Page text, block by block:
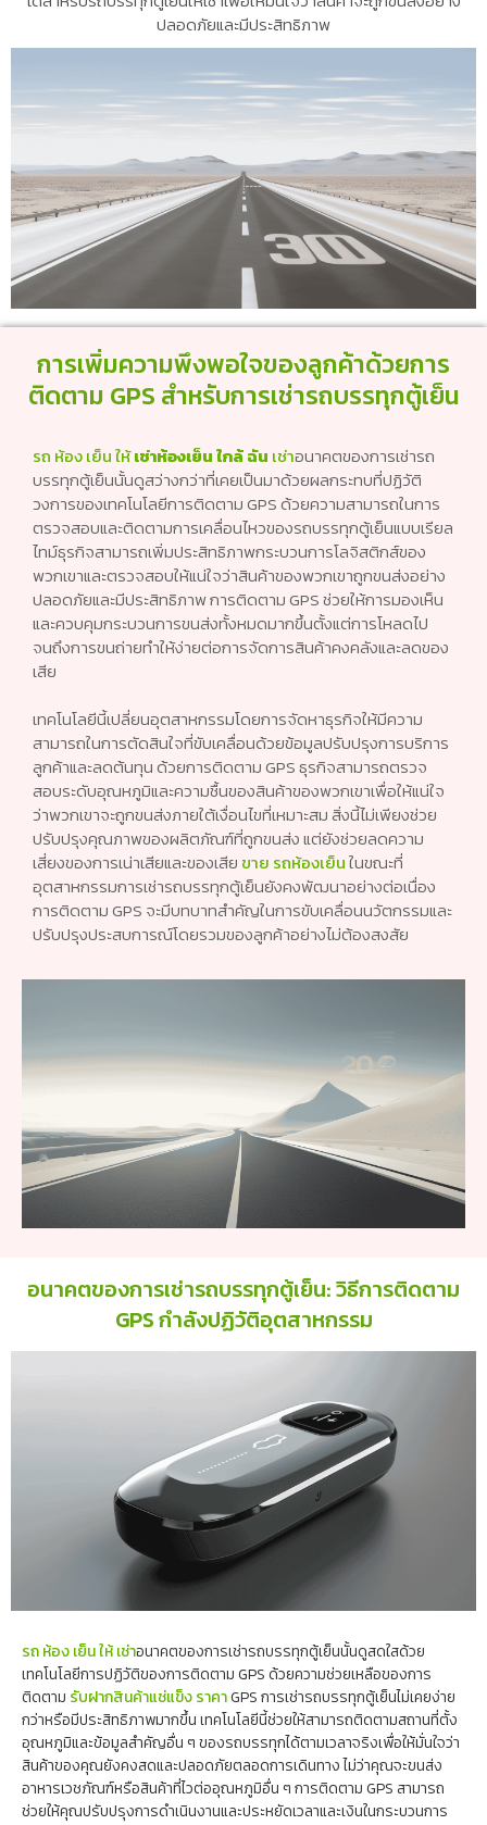
ปลอดภัยและมีประสิทธิภาพ
การเพิ่มความพึงพอใจของลูกค้าด้วยการ
ติดตาม GPS สำหรับการเช่ารถบรรทุกตู้เย็น
รถ ห้อง เย็น ให้เช่าห้องเย็น ใกล้ ฉัน เช่าอนาคตของการเช่ารถ
บรรทุกตู้เย็นนั้นดูสว่างกว่าที่เคยเป็นมาด้วยผลกระทบที่ปฏิวัติ
วงการของเทคโนโลยีการติดตาม GPS ด้วยความสามารถในการ
ตรวจสอบและติดตามการเคลื่อนไหวของรถบรรทุกตู้เย็นแบบเรียล
ไทม์ธุรกิจสามารถเพิ่มประสิทธิภาพกระบวนการโลจิสติกส์ของ
พวกเขาและตรวจสอบให้แน่ใจว่าสินค้าของพวกเขาถูกขนส่งอย่าง
ปลอดภัยและมีประสิทธิภาพ การติดตาม GPS ช่วยให้การมองเห็น
และควบคุมกระบวนการขนส่งทั้งหมดมากขึ้นตั้งแต่การโหลดไป
จนถึงการขนถ่ายทำให้ง่ายต่อการจัดการสินค้าคงคลังและลดของ
เสีย
เทคโนโลยีนี้เปลี่ยนอุตสาหกรรมโดยการจัดหาธุรกิจให้มีความ
สามารถในการตัดสินใจที่ขับเคลื่อนด้วยข้อมูลปรับปรุงการบริการ
ลูกค้าและลดต้นทุน ด้วยการติดตาม GPS ธุรกิจสามารถตรวจ
สอบระดับอุณหภูมิและความชื้นของสินค้าของพวกเขาเพื่อให้แน่ใจ
ว่าพวกเขาจะถูกขนส่งภายใต้เงื่อนไขที่เหมาะสม สิ่งนี้ไม่เพียงช่วย
ปรับปรุงคุณภาพของผลิตภัณฑ์ที่ถูกขนส่ง แต่ยังช่วยลดความ
เสี่ยงของการเน่าเสียและของเสียขาย รถห้องเย็นในขณะที่
อุตสาหกรรมการเช่ารถบรรทุกตู้เย็นยังคงพัฒนาอย่างต่อเนื่อง
การติดตาม GPS จะมีบทบาทสำคัญในการขับเคลื่อนนวัตกรรมและ
ปรับปรุงประสบการณ์โดยรวมของลูกค้าอย่างไม่ต้องสงสัย
อนาคตของการเช่ารถบรรทุกตู้เย็น: วิธีการติดตาม
GPS กำลังปฏิวัติอุตสาหกรรม
รถ ห้อง เย็น ให้ เช่าอนาคตของการเช่ารถบรรทุกตู้เย็นนั้นดูสดใสด้วย
เทคโนโลยีการปฏิวัติของการติดตาม GPS ด้วยความช่วยเหลือของการ
ติดตาม รับฝากสินค้าแช่แข็ง ราคาGPS การเช่ารถบรรทุกตู้เย็นไม่เคยง่าย
กว่าหรือมีประสิทธิภาพมากขึ้น เทคโนโลยีนี้ช่วยให้สามารถติดตามสถานที่ตั้ง
อุณหภูมิและข้อมูลสำคัญอื่น ๆ ของรถบรรทุกได้ตามเวลาจริงเพื่อให้มั่นใจว่า
สินค้าของคุณยังคงสดและปลอดภัยตลอดการเดินทาง ไม่ว่าคุณจะขนส่ง
อาหารเวชภัณฑ์หรือสินค้าที่ไวต่ออุณหภูมิอื่น ๆ การติดตาม GPS สามารถ
ช่วยให้คุณปรับปรุงการดำเนินงานและประหยัดเวลาและเงินในกระบวนการ